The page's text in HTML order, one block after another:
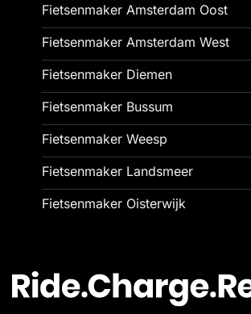
Fietsenmaker Amsterdam Oost
Fietsenmaker Amsterdam West
Fietsenmaker Diemen
Fietsenmaker Bussum
Fietsenmaker Weesp
Fietsenmaker Landsmeer
Fietsenmaker Oisterwijk